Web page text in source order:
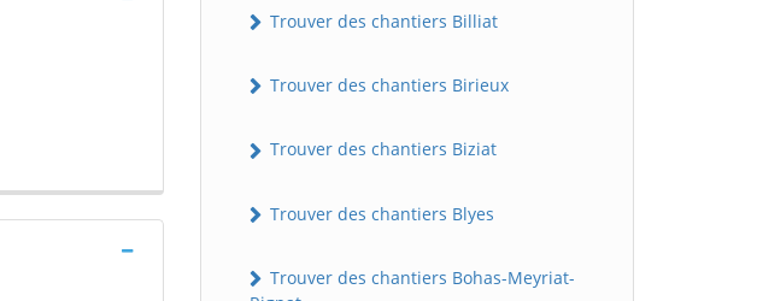
Trouver des chantiers Billiat
Trouver des chantiers Birieux
Trouver des chantiers Biziat
Trouver des chantiers Blyes
Trouver des chantiers Bohas-Meyriat-